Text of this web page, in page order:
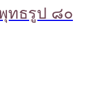
ทธรูป ๘๐